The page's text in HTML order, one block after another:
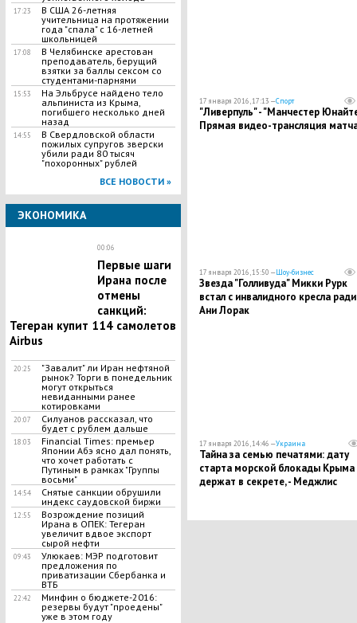
17:23
В США 26-летняя
учительница на протяжении
года "спала" с 16-летней
школьницей
17:08
В Челябинске арестован
преподаватель, берущий
взятки за баллы сексом со
студентами-парнями
15:53
На Эльбрусе найдено тело
альпиниста из Крыма,
погибшего несколько дней
назад
14:55
В Свердловской области
пожилых супругов зверски
убили ради 80 тысяч
"похоронных" рублей
ВСЕ НОВОСТИ »
ЭКОНОМИКА
00:06
Первые шаги
Ирана после
отмены
санкций:
Тегеран купит 114 самолетов
Airbus
20:25
"Завалит" ли Иран нефтяной
рынок? Торги в понедельник
могут открыться
невиданными ранее
котировками
20:07
Силуанов рассказал, что
будет с рублем дальше
18:03
Financial Times: премьер
Японии Абэ ясно дал понять,
что хочет работать с
Путиным в рамках "Группы
восьми"
14:54
Снятые санкции обрушили
индекс саудовской биржи
12:55
Возрождение позиций
Ирана в ОПЕК: Тегеран
увеличит вдвое экспорт
сырой нефти
09:43
Улюкаев: МЭР подготовит
предложения по
приватизации Сбербанка и
ВТБ
22:42
Минфин о бюджете-2016:
резервы будут "проедены"
уже в этом году
17 января 2016, 17:13 —Спорт
"Ливерпуль" - "Манчестер
Прямая видео-трансляция
17 января 2016, 15:50 —Шоу-бизнес
Звезда "Голливуда" Микки Рурк
встал с инвалидного кресла ради
Ани Лорак
17 января 2016, 14:46 —Украина
Тайна за семью печатями: дату
старта морской блокады Крыма
держат в секрете, - Меджлис